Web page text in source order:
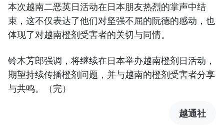
本次越南二恶英日活动在日本朋友热烈的掌声中结
束，这不仅表达了他们对坚强不屈的阮德的感动，也
体现了对越南橙剂受害者的关切与同情。
铃木芳郎强调，将继续在日本举办越南橙剂日活动，
期望持续传播橙剂问题，并与越南的橙剂受害者分享
与共鸣。（完）
越通社